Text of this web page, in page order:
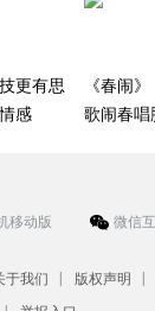
更有思
感
《春闹
歌闹春唱
移动版 微信
于我们 | 版权声明 |